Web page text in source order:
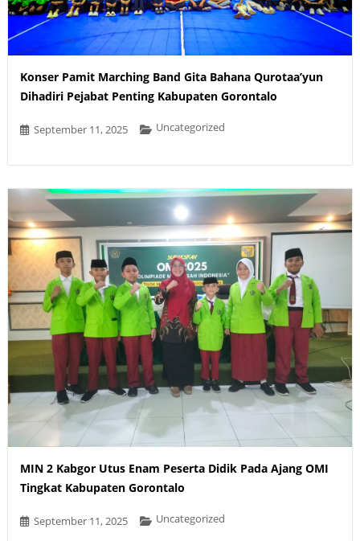
Konser Pamit Marching Band Gita Bahana Qurotaa’yun
Dihadiri Pejabat Penting Kabupaten Gorontalo
September 11, 2025 Uncategorized
MIN 2 Kabgor Utus Enam Peserta Didik Pada Ajang OMI
Tingkat Kabupaten Gorontalo
September 11, 2025 Uncategorized